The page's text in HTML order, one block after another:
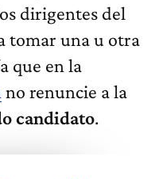
dirigentes del
tomar una u otra
que en la
no renuncie a la
candidato.